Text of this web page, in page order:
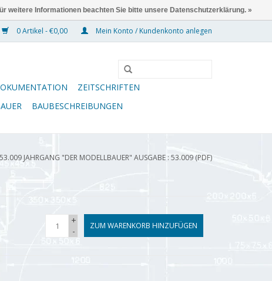
0 Artikel - €0,00 Mein Konto / Kundenkonto anlegen
ZEITSCHRIFTEN
BAUBESCHREIBUNGEN
JAHRGANG "DER MODELLBAUER" AUSGABE : 53.009 (PDF)
+
-
ZUM WARENKORB HINZUFÜGEN
weitere Informationen beachten Sie bitte unsere Datenschutzerklärung. »